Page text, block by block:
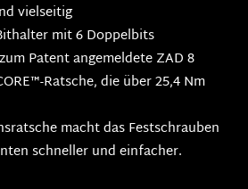
vielseitig
mit 6 Doppelbits
Patent angemeldete ZAD 8
Ratsche, die über 25,4 Nm
macht das Festschrauben
schneller und einfacher.